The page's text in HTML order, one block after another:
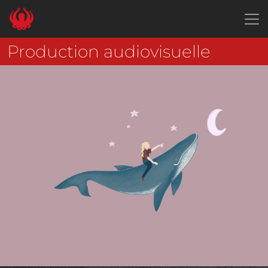
Production audiovisuelle
Panneau de gestion des cookies